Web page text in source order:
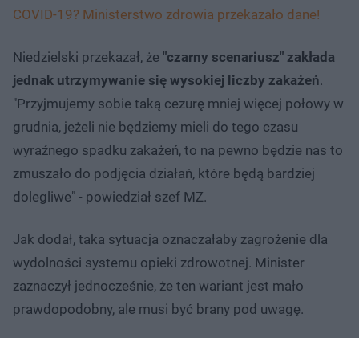
COVID-19? Ministerstwo zdrowia przekazało dane!
Niedzielski przekazał, że "czarny scenariusz" zakłada
jednak utrzymywanie się wysokiej liczby zakażeń.
"Przyjmujemy sobie taką cezurę mniej więcej połowy w
grudnia, jeżeli nie będziemy mieli do tego czasu
wyraźnego spadku zakażeń, to na pewno będzie nas to
zmuszało do podjęcia działań, które będą bardziej
dolegliwe" - powiedział szef MZ.
Jak dodał, taka sytuacja oznaczałaby zagrożenie dla
wydolności systemu opieki zdrowotnej. Minister
zaznaczył jednocześnie, że ten wariant jest mało
prawdopodobny, ale musi być brany pod uwagę.